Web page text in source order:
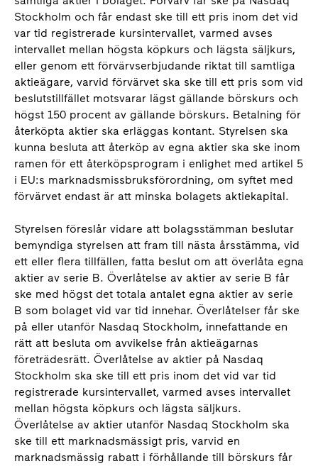
Stockholm och får endast ske till ett pris inom det vid
var tid registrerade kursintervallet, varmed avses
intervallet mellan högsta köpkurs och lägsta säljkurs,
eller genom ett förvärvserbjudande riktat till samtliga
aktieägare, varvid förvärvet ska ske till ett pris som vid
beslutstillfället motsvarar lägst gällande börskurs och
högst 150 procent av gällande börskurs. Betalning för
återköpta aktier ska erläggas kontant. Styrelsen ska
kunna besluta att återköp av egna aktier ska ske inom
ramen för ett återköpsprogram i enlighet med artikel 5
i EU:s marknadsmissbruksförordning, om syftet med
förvärvet endast är att minska bolagets aktiekapital.
Styrelsen föreslår vidare att bolagsstämman beslutar
bemyndiga styrelsen att fram till nästa årsstämma, vid
ett eller flera tillfällen, fatta beslut om att överlåta egna
aktier av serie B. Överlåtelse av aktier av serie B får
ske med högst det totala antalet egna aktier av serie
B som bolaget vid var tid innehar. Överlåtelser får ske
på eller utanför Nasdaq Stockholm, innefattande en
rätt att besluta om avvikelse från aktieägarnas
företrädesrätt. Överlåtelse av aktier på Nasdaq
Stockholm ska ske till ett pris inom det vid var tid
registrerade kursintervallet, varmed avses intervallet
mellan högsta köpkurs och lägsta säljkurs.
Överlåtelse av aktier utanför Nasdaq Stockholm ska
ske till ett marknadsmässigt pris, varvid en
marknadsmässig rabatt i förhållande till börskurs får